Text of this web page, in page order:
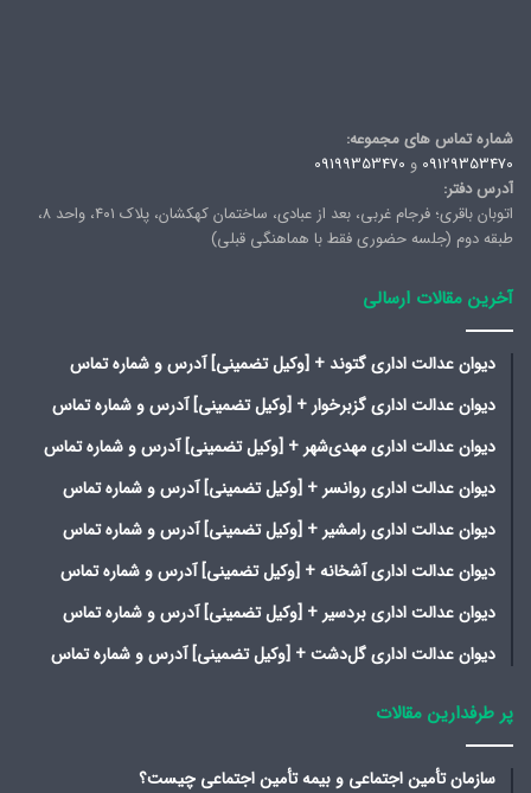
شماره تماس های مجموعه:
09129353470 و 09199353470
آدرس دفتر:
اتوبان باقری؛ فرجام غربی، بعد از عبادی، ساختمان کهکشان، پلاک ۴۰۱، واحد ۸،
طبقه دوم (جلسه حضوری فقط با هماهنگی قبلی)
آخرین مقالات ارسالی
دیوان عدالت اداری گتوند + [وکیل تضمینی] آدرس و شماره تماس
دیوان عدالت اداری گزبرخوار + [وکیل تضمینی] آدرس و شماره تماس
دیوان عدالت اداری مهدی‌شهر + [وکیل تضمینی] آدرس و شماره تماس
دیوان عدالت اداری روانسر + [وکیل تضمینی] آدرس و شماره تماس
دیوان عدالت اداری رامشیر + [وکیل تضمینی] آدرس و شماره تماس
دیوان عدالت اداری آشخانه + [وکیل تضمینی] آدرس و شماره تماس
دیوان عدالت اداری بردسیر + [وکیل تضمینی] آدرس و شماره تماس
دیوان عدالت اداری گل‌دشت + [وکیل تضمینی] آدرس و شماره تماس
پر طرفدارین مقالات
سازمان تأمین اجتماعی و بیمه تأمین اجتماعی چیست؟